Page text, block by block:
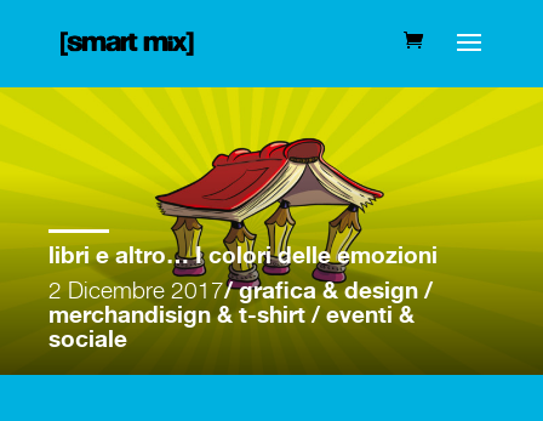
libri e altro… I colori delle emozioni
2 Dicembre 2017/ grafica & design /
merchandisign & t-shirt / eventi &
sociale